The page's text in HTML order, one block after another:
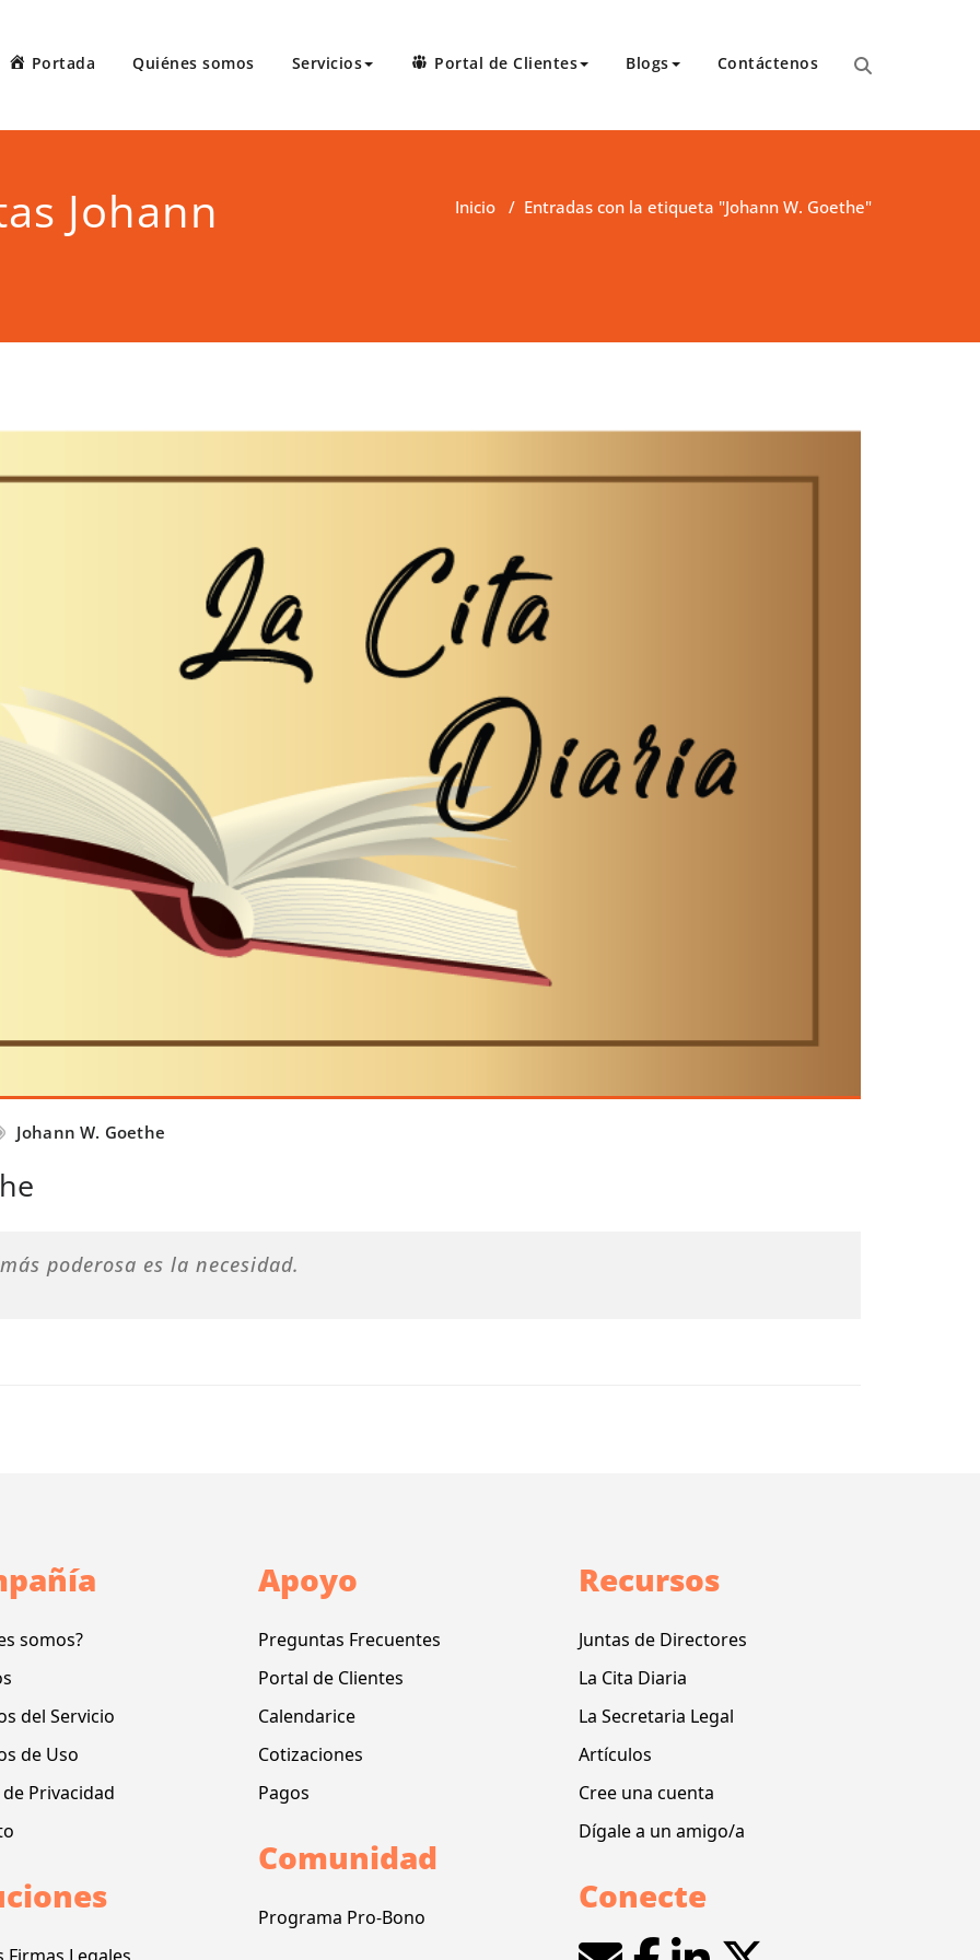
Portada Quiénes somos Servicios Portal de Clientes Blogs Contáctenos
Johann Inicio / Entradas con la etiqueta "Johann W. Goethe"
Johann W. Goethe
poderosa es la necesidad.
somos?
del Servicio
de Uso
Privacidad
Apoyo
Preguntas Frecuentes
Portal de Clientes
Calendarice
Cotizaciones
Pagos
Comunidad
Programa Pro-Bono
Recursos
Juntas de Directores
La Cita Diaria
La Secretaria Legal
Artículos
Cree una cuenta
Dígale a un amigo/a
Conecte